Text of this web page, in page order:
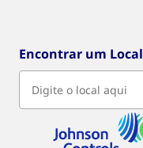
Encontrar um Local